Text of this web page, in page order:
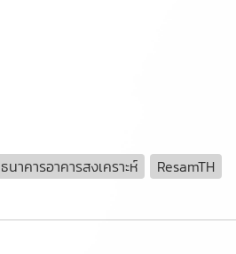
ธนาคารอาคารสงเคราะห์ ResamTH